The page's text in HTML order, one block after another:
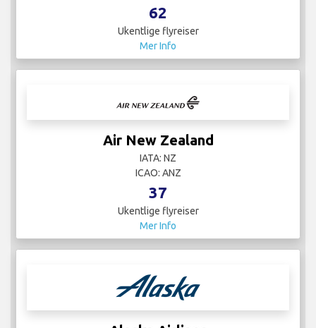
62
Ukentlige flyreiser
Mer Info
Air New Zealand
IATA: NZ
ICAO: ANZ
37
Ukentlige flyreiser
Mer Info